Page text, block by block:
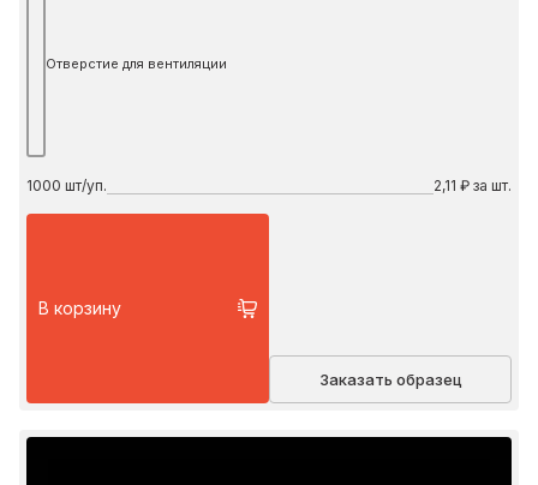
Отверстие для вентиляции
1000 шт/уп. 2,11 ₽ за шт.
В корзину
Заказать образец